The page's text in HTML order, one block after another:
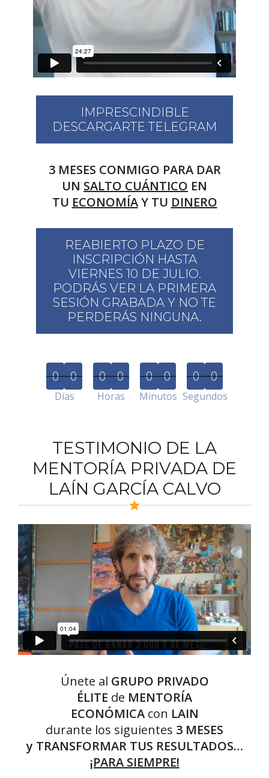
IMPRESCINDIBLE
DESCARGARTE TELEGRAM
3 MESES CONMIGO PARA DAR
UN SALTO CUÁNTICO EN
TU ECONOMÍAY TU DINERO
REABIERTO PLAZO DE
INSCRIPCIÓN HASTA
VIERNES 10 DE JULIO.
​​​​​​​PODRÁS VER LA PRIMERA
SESIÓN GRABADA Y NO TE
PERDERÁS NINGUNA.
0 0
Días
0 0
Horas
0 0
Minutos
0 0
Segundos
TESTIMONIO DE LA
MENTORÍA PRIVADA DE
LAÍN GARCÍA CALVO
Únete al GRUPO PRIVADO
ÉLITE de MENTORÍA
ECONÓMICAcon LAIN
durante los siguientes 3 MESES
y TRANSFORMAR TUS RESULTADOS…
¡PARA SIEMPRE!